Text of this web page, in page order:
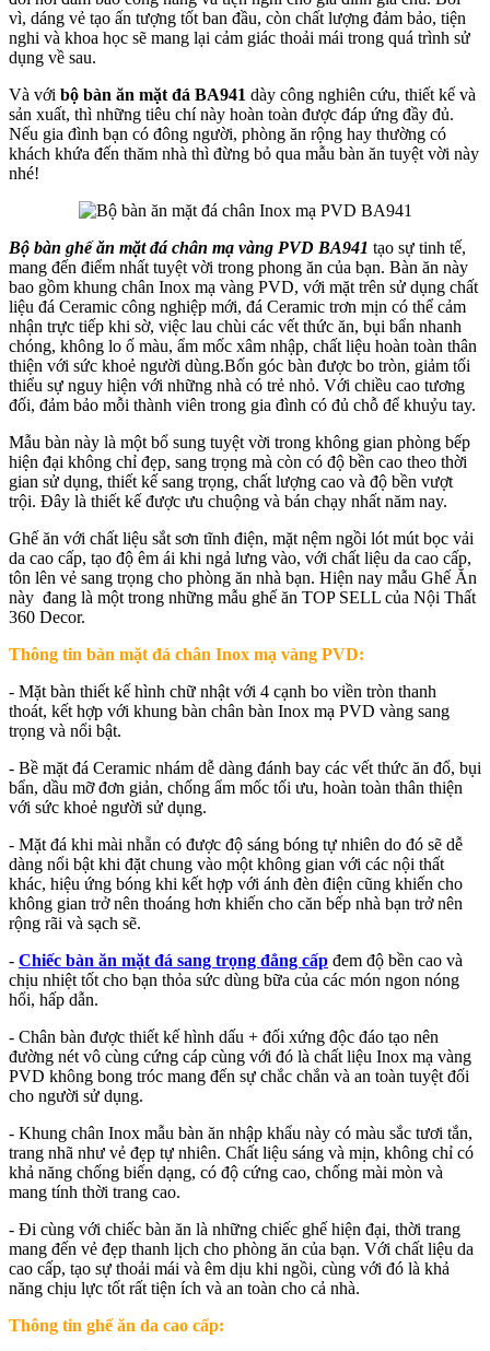
vì, dáng vẻ tạo ấn tượng tốt ban đầu, còn chất lượng đảm bảo, tiện
nghi và khoa học sẽ mang lại cảm giác thoải mái trong quá trình sử
dụng về sau.
Và với bộ bàn ăn mặt đá BA941 dày công nghiên cứu, thiết kế và
sản xuất, thì những tiêu chí này hoàn toàn được đáp ứng đầy đủ.
Nếu gia đình bạn có đông người, phòng ăn rộng hay thường có
khách khứa đến thăm nhà thì đừng bỏ qua mẫu bàn ăn tuyệt vời này
nhé!
Bộ bàn ghế ăn mặt đá chân mạ vàng PVD BA941 tạo sự tinh tế,
mang đến điểm nhất tuyệt vời trong phong ăn của bạn. Bàn ăn này
bao gồm khung chân Inox mạ vàng PVD, với mặt trên sử dụng chất
liệu đá Ceramic công nghiệp mới, đá Ceramic trơn mịn có thể cảm
nhận trực tiếp khi sờ, việc lau chùi các vết thức ăn, bụi bẩn nhanh
chóng, không lo ố màu, ẩm mốc xâm nhập, chất liệu hoàn toàn thân
thiện với sức khoẻ người dùng.Bốn góc bàn được bo tròn, giảm tối
thiểu sự nguy hiện với những nhà có trẻ nhỏ. Với chiều cao tương
đối, đảm bảo mỗi thành viên trong gia đình có đủ chỗ để khuỷu tay.
Mẫu bàn này là một bổ sung tuyệt vời trong không gian phòng bếp
hiện đại không chỉ đẹp, sang trọng mà còn có độ bền cao theo thời
gian sử dụng, thiết kế sang trọng, chất lượng cao và độ bền vượt
trội. Đây là thiết kế được ưu chuộng và bán chạy nhất năm nay.
Ghế ăn với chất liệu sắt sơn tĩnh điện, mặt nệm ngồi lót mút bọc vải
da cao cấp, tạo độ êm ái khi ngả lưng vào, với chất liệu da cao cấp,
tôn lên vẻ sang trọng cho phòng ăn nhà bạn. Hiện nay mẫu Ghế Ăn
này đang là một trong những mẫu ghế ăn TOP SELL của Nội Thất
360 Decor.
Thông tin bàn mặt đá chân Inox mạ vàng PVD:
- Mặt bàn thiết kế hình chữ nhật với 4 cạnh bo viền tròn thanh
thoát, kết hợp với khung bàn chân bàn Inox mạ PVD vàng sang
trọng và nổi bật.
- Bề mặt đá Ceramic nhám dễ dàng đánh bay các vết thức ăn đổ, bụi
bẩn, dầu mỡ đơn giản, chống ẩm mốc tối ưu, hoàn toàn thân thiện
với sức khoẻ người sử dụng.
- Mặt đá khi mài nhẵn có được độ sáng bóng tự nhiên do đó sẽ dễ
dàng nổi bật khi đặt chung vào một không gian với các nội thất
khác, hiệu ứng bóng khi kết hợp với ánh đèn điện cũng khiến cho
không gian trở nên thoáng hơn khiến cho căn bếp nhà bạn trở nên
rộng rãi và sạch sẽ.
- Chiếc bàn ăn mặt đá sang trọng đẳng cấp đem độ bền cao và
chịu nhiệt tốt cho bạn thỏa sức dùng bữa của các món ngon nóng
hổi, hấp dẫn.
- Chân bàn được thiết kế hình dấu + đối xứng độc đáo tạo nên
đường nét vô cùng cứng cáp cùng với đó là chất liệu Inox mạ vàng
PVD không bong tróc mang đến sự chắc chắn và an toàn tuyệt đối
cho người sử dụng.
- Khung chân Inox mẫu bàn ăn nhập khẩu này có màu sắc tươi tắn,
trang nhã như vẻ đẹp tự nhiên. Chất liệu sáng và mịn, không chỉ có
khả năng chống biến dạng, có độ cứng cao, chống mài mòn và
mang tính thời trang cao.
- Đi cùng với chiếc bàn ăn là những chiếc ghế hiện đại, thời trang
mang đến vẻ đẹp thanh lịch cho phòng ăn của bạn. Với chất liệu da
cao cấp, tạo sự thoải mái và êm dịu khi ngồi, cùng với đó là khả
năng chịu lực tốt rất tiện ích và an toàn cho cả nhà.
Thông tin ghế ăn da cao cấp: